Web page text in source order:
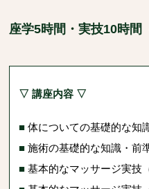
座学5時間・実技10時間
▽ 講座内容 ▽
■ 体についての基礎的な知
■ 施術の基礎的な知識・前
■ 基本的なマッサージ実技